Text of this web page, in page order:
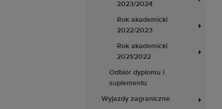
2023/2024
Rok akademicki
2022/2023
Rok akademicki
2021/2022
Odbiór dyplomu i
suplementu
Wyjazdy zagraniczne